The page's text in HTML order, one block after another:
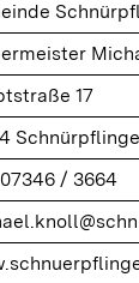
17
/ 3664